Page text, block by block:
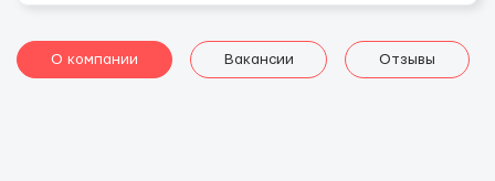
О компании Вакансии Отзывы